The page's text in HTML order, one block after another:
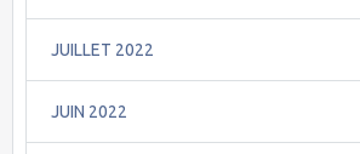
JUILLET 2022
JUIN 2022